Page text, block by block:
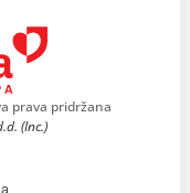
prava pridržana
(Inc.)